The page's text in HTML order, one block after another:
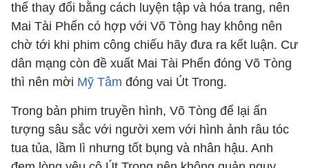
thể thay đổi bằng cách luyện tập và hóa trang, nên
Mai Tài Phến có hợp với Võ Tòng hay không nên
chờ tới khi phim công chiếu hãy đưa ra kết luận. Cư
dân mạng còn đề xuất Mai Tài Phến đóng Võ Tòng
thì nên mời Mỹ Tâm đóng vai Út Trong.
Trong bản phim truyền hình, Võ Tòng để lại ấn
tượng sâu sắc với người xem với hình ảnh râu tóc
tua tủa, lầm lì nhưng tốt bụng và nhân hậu. Anh